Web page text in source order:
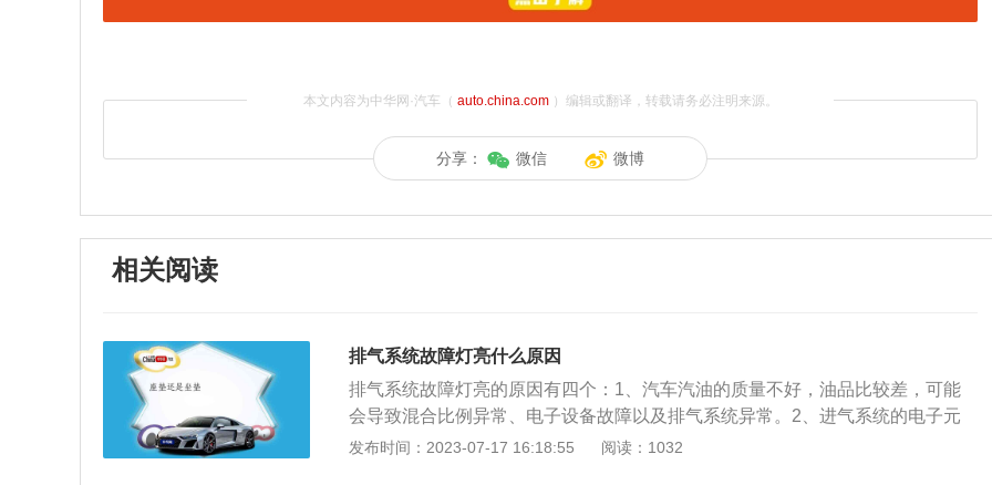
本文内容为中华网·汽车（ auto.china.com）编辑或翻译，转载请务必注明来源。
分享： 微信 微博
相关阅读
排气系统故障灯亮什么原因
排气系统故障灯亮的原因有四个：1、汽车汽油的质量不好，油品比较差，可能
会导致混合比例异常、电子设备故障以及排气系统异常。2、进气系统的电子元
件故障，比如氧传感器、碳罐电磁阀、节气门、发动机积碳。3、发动机的控制
发布时间：2023-07-17 16:18:55 阅读：1032